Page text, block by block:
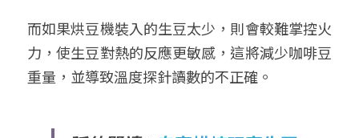
而如果烘豆機裝入的生豆太少，則會較難掌控火
力，使生豆對熱的反應更敏感，這將減少咖啡豆
重量，並導致溫度探針讀數的不正確。